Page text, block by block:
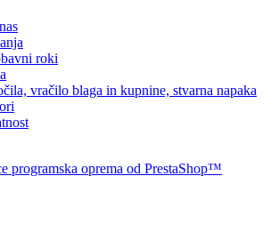
roki
vračilo blaga in kupnine, stvarna napaka
programska oprema od PrestaShop™